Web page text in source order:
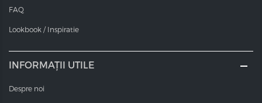
FAQ
Lookbook / Inspiratie
INFORMAȚII UTILE
Despre noi